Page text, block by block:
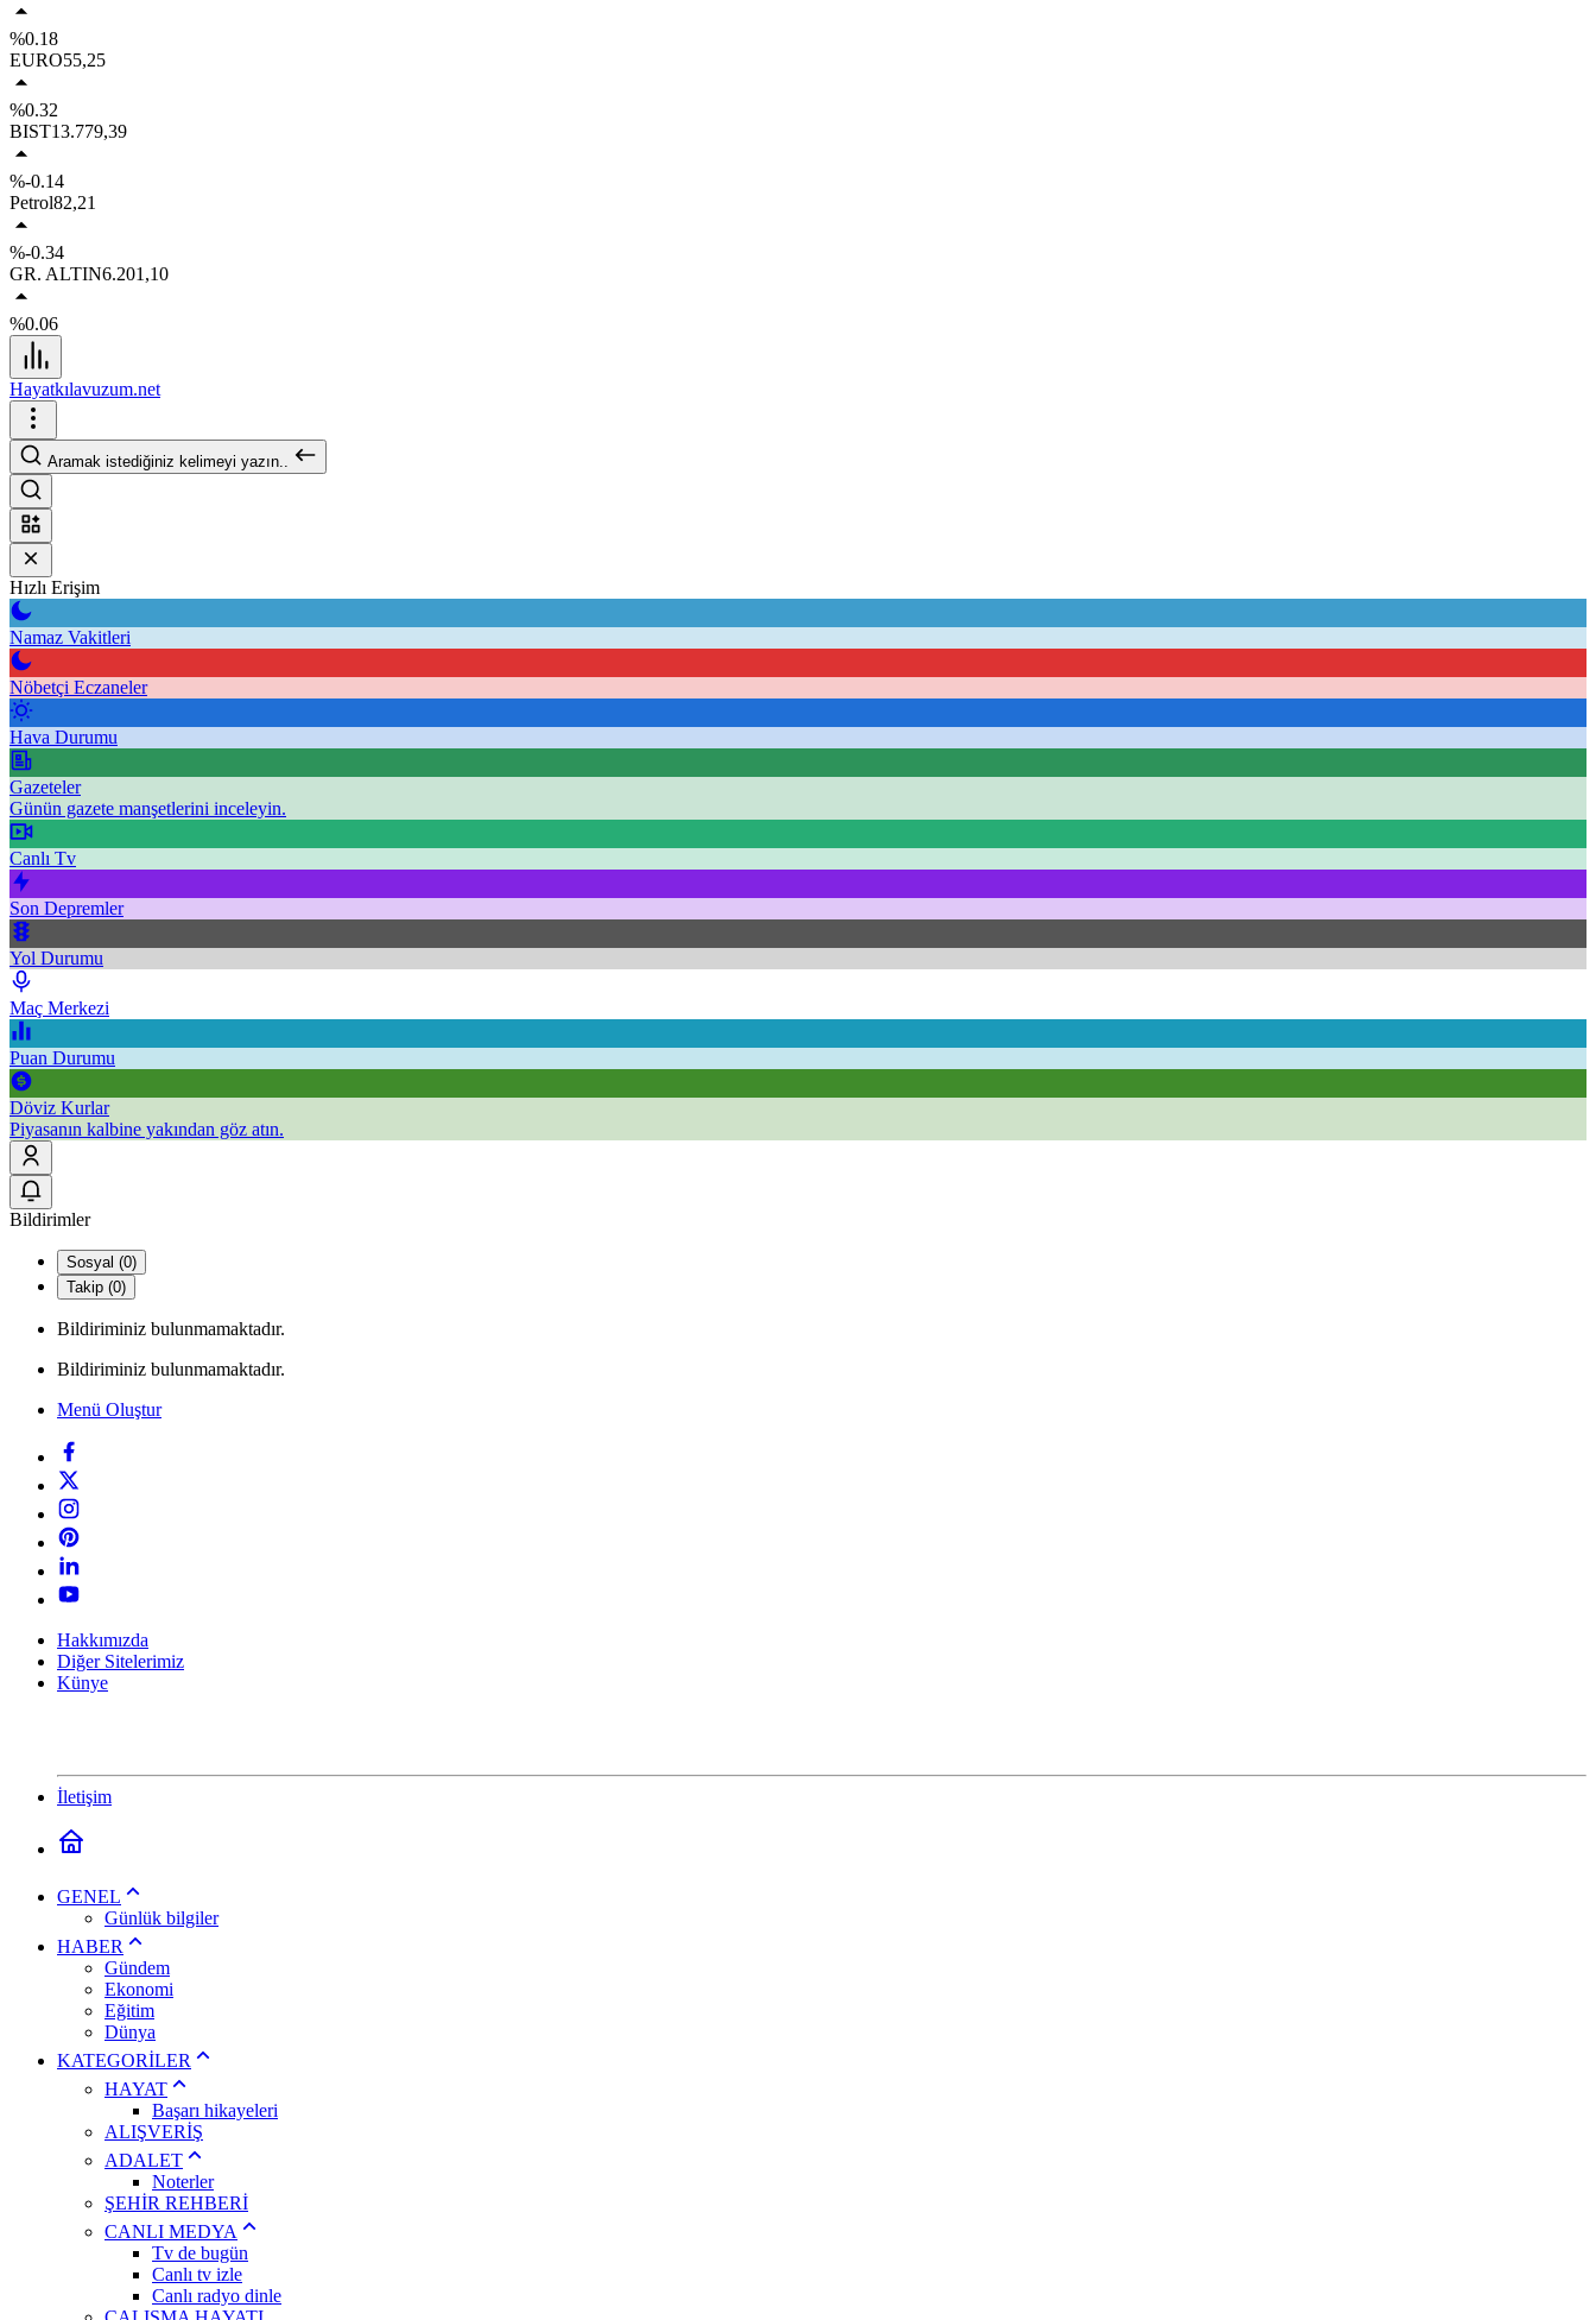
%0.18
EURO55,25
%0.32
BIST13.779,39
%-0.14
Petrol82,21
%-0.34
GR. ALTIN6.201,10
%0.06
Hayatkılavuzum.net
Aramak istediğiniz kelimeyi yazın..
Hızlı Erişim
Namaz Vakitleri
Nöbetçi Eczaneler
Hava Durumu
Gazeteler
Günün gazete manşetlerini inceleyin.
Canlı Tv
Son Depremler
Yol Durumu
Maç Merkezi
Puan Durumu
Döviz Kurlar
Piyasanın kalbine yakından göz atın.
Bildirimler
Sosyal (0)
Takip (0)
Bildiriminiz bulunmamaktadır.
Bildiriminiz bulunmamaktadır.
Menü Oluştur
Hakkımızda
Diğer Sitelerimiz
Künye
İletişim
GENEL
Günlük bilgiler
HABER
Gündem
Ekonomi
Eğitim
Dünya
KATEGORİLER
HAYAT
Başarı hikayeleri
ALIŞVERİŞ
ADALET
Noterler
ŞEHİR REHBERİ
CANLI MEDYA
Tv de bugün
Canlı tv izle
Canlı radyo dinle